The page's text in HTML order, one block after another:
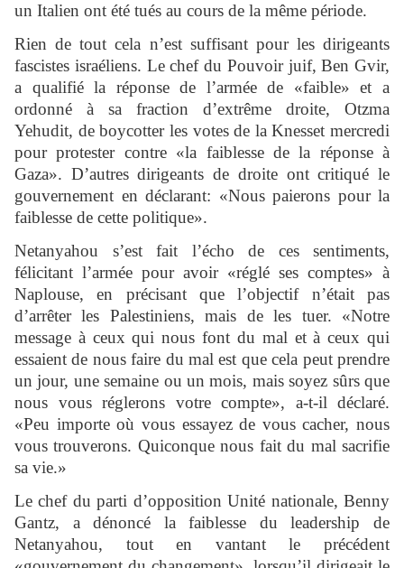
un Italien ont été tués au cours de la même période.
Rien de tout cela n’est suffisant pour les dirigeants
fascistes israéliens. Le chef du Pouvoir juif, Ben Gvir,
a qualifié la réponse de l’armée de «faible» et a
ordonné à sa fraction d’extrême droite, Otzma
Yehudit, de boycotter les votes de la Knesset mercredi
pour protester contre «la faiblesse de la réponse à
Gaza». D’autres dirigeants de droite ont critiqué le
gouvernement en déclarant: «Nous paierons pour la
faiblesse de cette politique».
Netanyahou s’est fait l’écho de ces sentiments,
félicitant l’armée pour avoir «réglé ses comptes» à
Naplouse, en précisant que l’objectif n’était pas
d’arrêter les Palestiniens, mais de les tuer. «Notre
message à ceux qui nous font du mal et à ceux qui
essaient de nous faire du mal est que cela peut prendre
un jour, une semaine ou un mois, mais soyez sûrs que
nous vous réglerons votre compte», a-t-il déclaré.
«Peu importe où vous essayez de vous cacher, nous
vous trouverons. Quiconque nous fait du mal sacrifie
sa vie.»
Le chef du parti d’opposition Unité nationale, Benny
Gantz, a dénoncé la faiblesse du leadership de
Netanyahou, tout en vantant le précédent